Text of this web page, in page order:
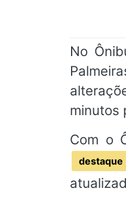
No
minutos
Com o
destaque